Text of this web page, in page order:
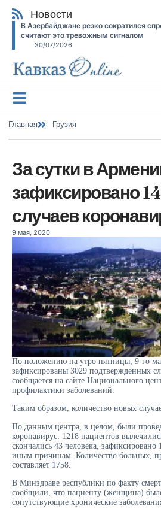
Новости
В Азербайджане резко сократился
считают это тревожным сигналом
30/07/2026
Главная Грузия
За сутки в
зафиксировано
случаев
9 мая, 2020
По положению на утро пятницы, 9-го
зафиксированы 3029 подтвержденных
сообщается на сайте Национального
профилактики заболеваний.
Таким образом, количество новых
По данным центра, в целом, были
коронавирус. 1218 пациентов
скончались 43 человека, зафиксировано
иным причинам. Количество больных,
составляет 1758.
В Минздраве республики по факту
сообщили, что пациенту (женщина)
сопутствующие хронические